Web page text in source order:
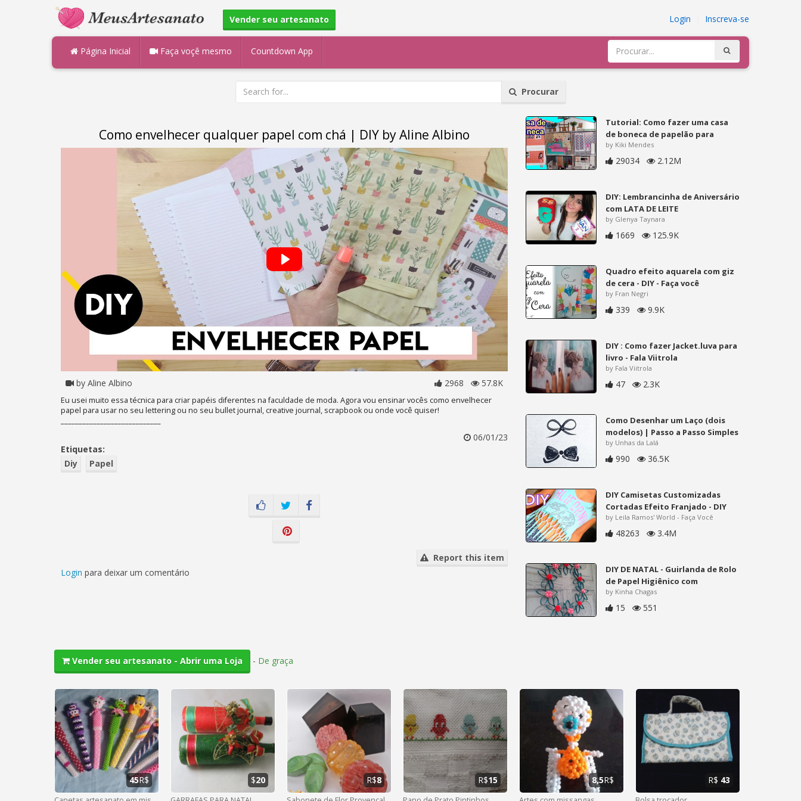
Vender seu artesanato Login Inscreva-se
Página Inicial Faça voçê mesmo Countdown App
Procurar
Como envelhecer qualquer papel com chá | DIY by Aline Albino
by Aline Albino 2968 57.8K
Eu usei muito essa técnica para criar papéis diferentes na faculdade de moda. Agora vou ensinar vocês como envelhecer
papel para usar no seu lettering ou no seu bullet journal, creative journal, scrapbook ou onde você quiser!
06/01/23
Etiquetas:
Diy
Papel
Report this item
Login para deixar um comentário
Tutorial: Como fazer uma casa
de boneca de papelão para
by Kiki Mendes
29034 2.12M
DIY: Lembrancinha de Aniversário
com LATA DE LEITE
by Glenya Taynara
1669 125.9K
Quadro efeito aquarela com giz
de cera - DIY - Faça você
by Fran Negri
339 9.9K
DIY : Como fazer Jacket.luva para
livro - Fala Viitrola
by Fala Viitrola
47 2.3K
Como Desenhar um Laço (dois
modelos) | Passo a Passo Simples
by Unhas da Lalá
990 36.5K
DIY Camisetas Customizadas
Cortadas Efeito Franjado - DIY
by Leila Ramos' World - Faça Você
48263 3.4M
DIY DE NATAL - Guirlanda de Rolo
de Papel Higiênico com
by Kinha Chagas
15 551
Vender seu artesanato - Abrir uma Loja - De graça
45R$ $20 R$8 R$15 8,5R$ R$ 43